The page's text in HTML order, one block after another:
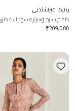
ريتيكا ميرتشندني
طقم سترة وشرارة سوداء
₹209,000